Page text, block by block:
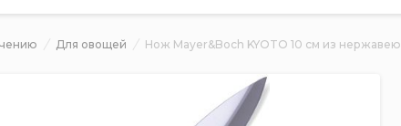
Для овощей Нож Mayer&Boch KYOTO 10 см из